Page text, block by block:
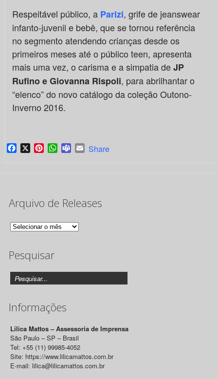
Respeitável público, a Parizi, grife de jeanswear
infanto-juvenil e bebê, que se tornou referência
no segmento atendendo crianças desde os
primeiros meses até o público teen, apresenta
mais uma vez, o carisma e a simpatia deJP
Rufino e Giovanna Rispoli, para abrilhantar o
“elenco” do novo catálogo da coleção Outono-
Inverno 2016.
Facebook
X PinterestWhatsApp
TeamsEmail
Share
Arquivo de Releases
Arquivo
Releases
Pesquisar
Informações
Lilica Mattos – Assessoria de Imprensa
São Paulo – SP – Brasil
Tel: +55 (11) 99985-4052
Site: https://www.lilicamattos.com.br
E-mail: lilica@lilicamattos.com.br